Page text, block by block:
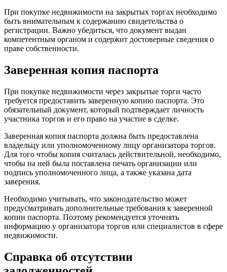
При покупке недвижимости на закрытых торгах необходимо
быть внимательным к содержанию свидетельства о
регистрации. Важно убедиться, что документ выдан
компетентным органом и содержит достоверные сведения о
праве собственности.
Заверенная копия паспорта
При покупке недвижимости через закрытые торги часто
требуется предоставить заверенную копию паспорта. Это
обязательный документ, который подтверждает личность
участника торгов и его право на участие в сделке.
Заверенная копия паспорта должна быть предоставлена
владельцу или уполномоченному лицу организатора торгов.
Для того чтобы копия считалась действительной, необходимо,
чтобы на ней была поставлена печать организации или
подпись уполномоченного лица, а также указана дата
заверения.
Необходимо учитывать, что законодательство может
предусматривать дополнительные требования к заверенной
копии паспорта. Поэтому рекомендуется уточнять
информацию у организатора торгов или специалистов в сфере
недвижимости.
Справка об отсутствии